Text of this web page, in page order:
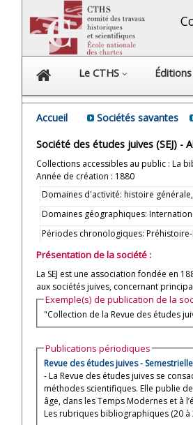
Le CTHS Éditions
Accueil Sociétés savantes
Société des études juives (SEJ) -
Collections accessibles au public : La
Année de création : 1880
Domaines d'activité: histoire
Domaines géographiques:
Périodes chronologiques:
Présentation de la société :
La SEJ est une association fondée en
aux sociétés juives, concernant
Exemple(s) de publication de la
"Collection de la Revue des études
Publications périodiques
Revue des études juives -
- La Revue des études juives se
méthodes scientifiques. Elle publie
âge, dans les Temps Modernes et à
Les rubriques bibliographiques (20